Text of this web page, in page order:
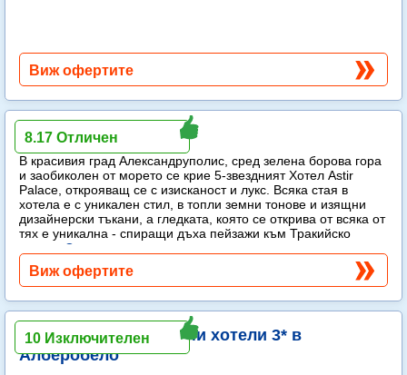
Виж офертите
Grecotel Astir Palace
В красивия град Александруполис, сред зелена борова гора
и заобиколен от морето се крие 5-звездният Хотел Astir
Palace, открояващ се с изисканост и лукс. Всяка стая в
хотела е с уникален стил, в топли земни тонове и изящни
дизайнерски тъкани, а гледката, която се открива от всяка от
тях е уникална - спиращи дъха пейзажи към Тракийско
Още...
8.17 Отличен
Виж офертите
Зоосафари - примерни хотели 3* в
Алберобело
10 Изключителен